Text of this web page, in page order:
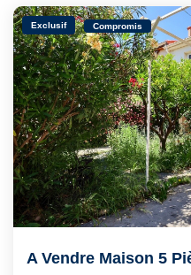
Exclusif Compromis